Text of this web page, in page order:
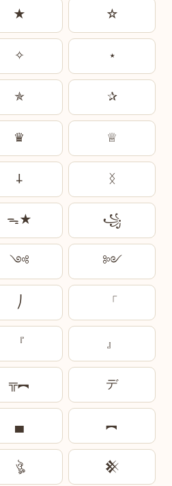
★ ☆
✧ ⋆
✯ ✰
♛ ♕
𐕣 ᛝ
ᯓ★ ꧁
༺ ༻
⎠ 「
『 』
╦︻ デ
▄ ︻
ঔৣ 𒆜